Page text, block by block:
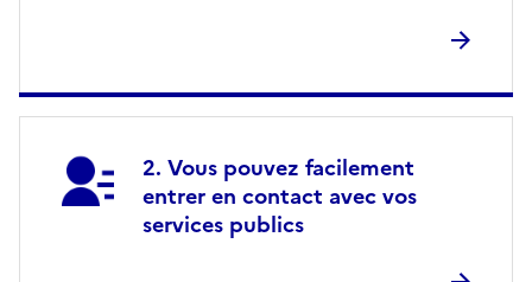
Vous pouvez facilement
entrer en contact avec vos
services publics